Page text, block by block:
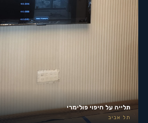
תלייה על חיפוי פולימרי
תל אביב